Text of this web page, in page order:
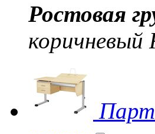
Ростовая
коричневый